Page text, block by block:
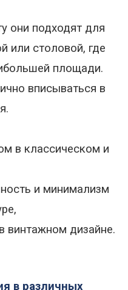
они подходят для
или столовой, где
площади.
вписываться в
в классическом и
и минимализм
,
винтажном дизайне.
в различных